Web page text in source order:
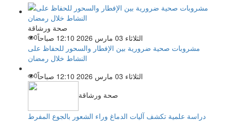
صحة ورشاقة
الثلاثاء 03 مارس 2026 12:10 صباحاً
0
مشروبات صحية ضرورية بين الإفطار والسحور للحفاظ على
النشاط خلال رمضان
الثلاثاء 03 مارس 2026 12:10 صباحاً
0
صحة ورشاقة
دراسة علمية تكشف آليات الدماغ وراء الشعور بالجوع المفرط